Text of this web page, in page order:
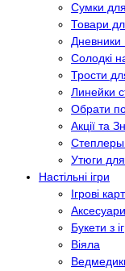
Сумки
Товари
Солодкі
Трости
Линейки
Обрати
Акції та
Утюги
Настільні ігри
Ігрові
Букети з
Віяла